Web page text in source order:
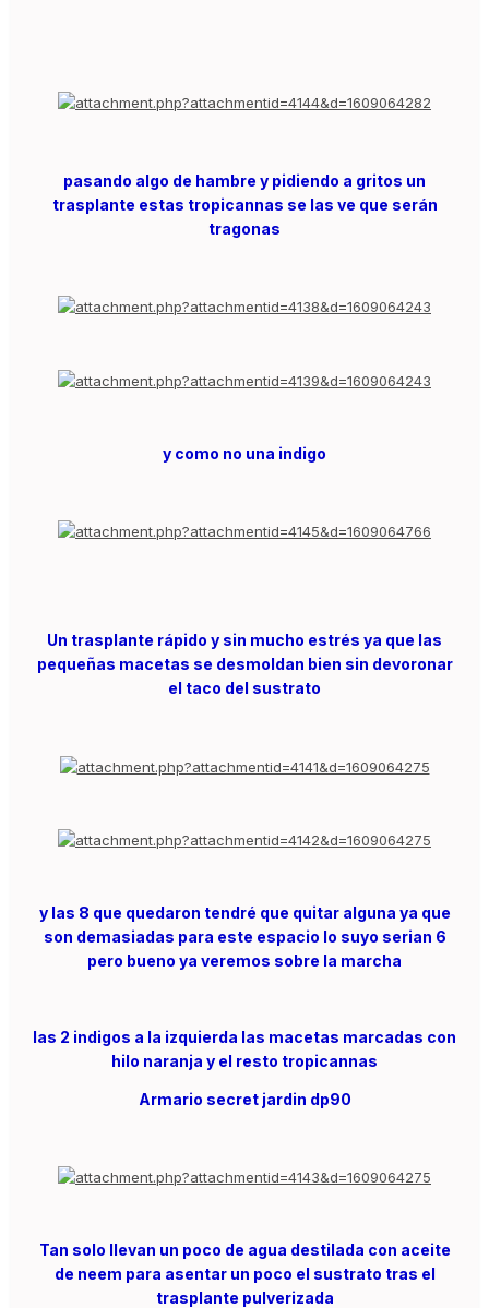
pasando algo de hambre y pidiendo a gritos un
trasplante estas tropicannas se las ve que serán
tragonas
y como no una indigo
Un trasplante rápido y sin mucho estrés ya que las
pequeñas macetas se desmoldan bien sin devoronar
el taco del sustrato
y las 8 que quedaron tendré que quitar alguna ya que
son demasiadas para este espacio lo suyo serian 6
pero bueno ya veremos sobre la marcha
las 2 indigos a la izquierda las macetas marcadas con
hilo naranja y el resto tropicannas
Armario secret jardin dp90
Tan solo llevan un poco de agua destilada con aceite
de neem para asentar un poco el sustrato tras el
trasplante pulverizada